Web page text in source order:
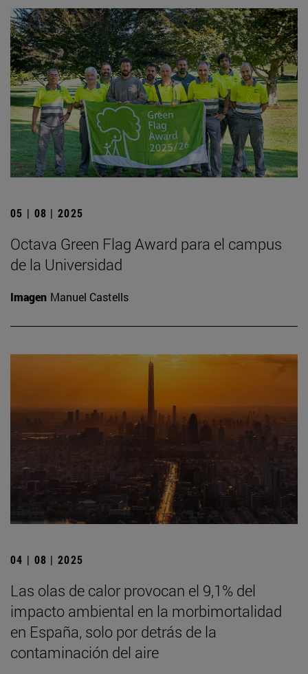
05 | 08 | 2025
Octava Green Flag Award para el campus
de la Universidad
Imagen Manuel Castells
04 | 08 | 2025
Las olas de calor provocan el 9,1% del
impacto ambiental en la morbimortalidad
en España, solo por detrás de la
contaminación del aire